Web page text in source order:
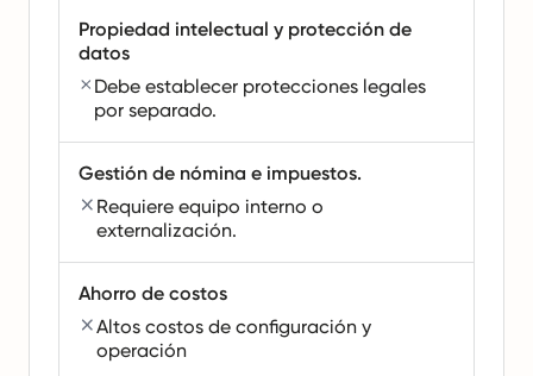
Propiedad intelectual y protección de
datos
Debe establecer protecciones legales
por separado.
Gestión de nómina e impuestos.
Requiere equipo interno o
externalización.
Ahorro de costos
Altos costos de configuración y
operación